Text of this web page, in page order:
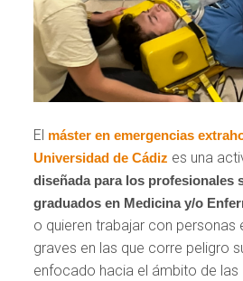
El máster en emergencias
Universidad de Cádiz es una
diseñada para los profesionales
graduados en Medicina y/o
o quieren trabajar con personas
graves en las que corre peligro
enfocado hacia el ámbito de las